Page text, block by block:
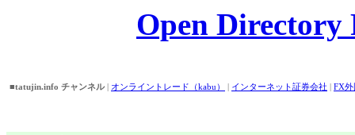
Open
■tatujin.info チャンネル| オンライントレード（kabu） | インターネット証券会社 | FX